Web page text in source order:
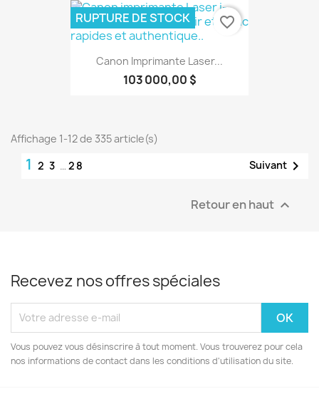
Canon Imprimante Laser...
103 000,00 $
RUPTURE DE STOCK favorite_border
Affichage 1-12 de 335 article(s)
1 2 3 … 28 Suivant 
Retour en haut 
Recevez nos offres spéciales
Vous pouvez vous désinscrire à tout moment. Vous trouverez pour cela
nos informations de contact dans les conditions d'utilisation du site.